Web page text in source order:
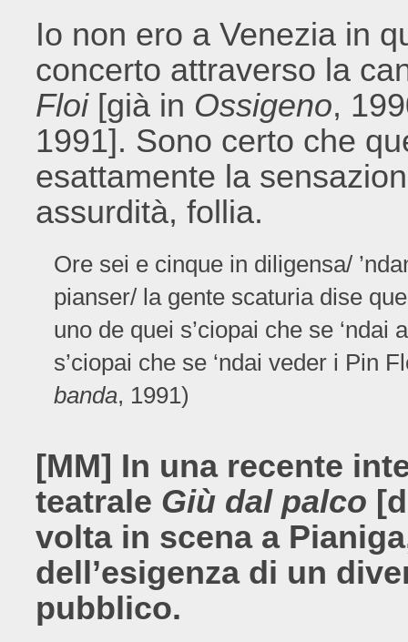
Io non ero a Venezia in
concerto attraverso la
Floi[già in Ossigeno,
1991]. Sono certo che
esattamente la
assurdità, follia.
Ore sei e cinque in diligensa/
pianser/ la gente scaturia dise
uno de quei s’ciopai che se
s’ciopai che se ‘ndai veder i Pin
banda, 1991)
[MM] In una recente
teatrale Giù dal palco
volta in scena a
dell’esigenza di un
pubblico.